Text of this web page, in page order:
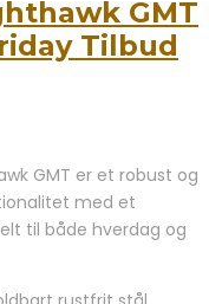
GMT
Tilbud
GMT er et robust og
med et
til både hverdag og